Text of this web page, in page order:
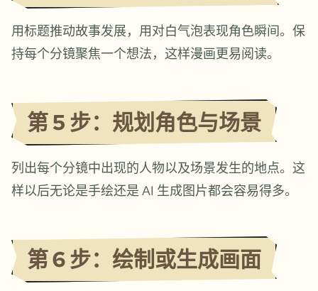
用标题推动故事发展，用对白气泡表现角色瞬间。保
持每个分镜聚焦一个想法，这样漫画更易阅读。
第 5 步：规划角色与场景
列出每个分镜中出现的人物以及场景发生的地点。这
样以后无论是手绘还是 AI 生成图片都会容易得多。
第 6 步：绘制或生成画面